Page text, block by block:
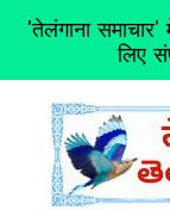
'तेलंगाना
लिए